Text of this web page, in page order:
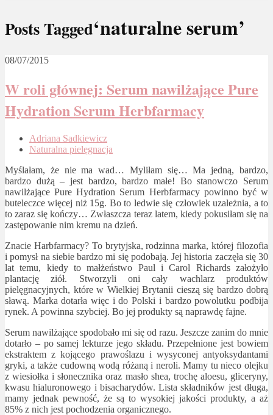
Posts Tagged‘naturalne serum’
08/07/2015
W roli głównej: Serum nawilżające Pure
Hydration Serum Herbfarmacy
Adriana Sadkiewicz
Naturalna pielęgnacja
Myślałam, że nie ma wad… Myliłam się… Ma jedną, bardzo,
bardzo dużą – jest bardzo, bardzo małe! Bo stanowczo Serum
nawilżające Pure Hydration Serum Herbfarmacy powinno być w
buteleczce więcej niż 15g. Bo to ledwie się człowiek uzależnia, a to
to zaraz się kończy… Zwłaszcza teraz latem, kiedy pokusiłam się na
zastępowanie nim kremu na dzień.
Znacie Harbfarmacy? To brytyjska, rodzinna marka, której filozofia
i pomysł na siebie bardzo mi się podobają. Jej historia zaczęła się 30
lat temu, kiedy to małżeństwo Paul i Carol Richards założyło
plantację ziół. Stworzyli oni cały wachlarz produktów
pielęgnacyjnych, które w Wielkiej Brytanii cieszą się bardzo dobrą
sławą. Marka dotarła więc i do Polski i bardzo powolutku podbija
rynek. A powinna szybciej. Bo jej produkty są naprawdę fajne.
Serum nawilżające spodobało mi się od razu. Jeszcze zanim do mnie
dotarło – po samej lekturze jego składu. Przepełnione jest bowiem
ekstraktem z kojącego prawoślazu i wysyconej antyoksydantami
gryki, a także cudowną wodą różaną i neroli. Mamy tu nieco olejku
z wiesiołka i słonecznika oraz masło shea, trochę aloesu, gliceryny,
kwasu hialuronowego i bisacharydów. Lista składników jest długa,
mamy jednak pewność, że są to wysokiej jakości produkty, a aż
85% z nich jest pochodzenia organicznego.